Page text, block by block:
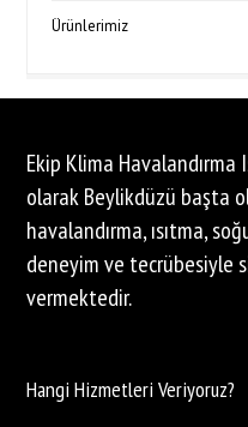
Ürünlerimiz
Ekip Klima
olarak Beylikdüzü başta
havalandırma, ısıtma,
deneyim ve tecrübesiyle
vermektedir.
Hangi Hizmetleri Veriyoruz?